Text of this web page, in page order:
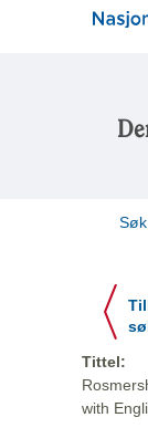
Søk
Tittel:
with